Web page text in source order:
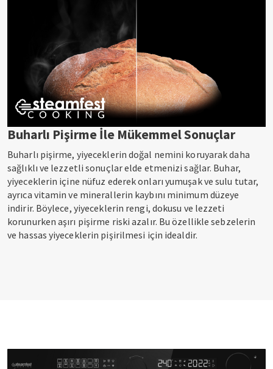
Buharlı Pişirme İle Mükemmel Sonuçlar
Buharlı pişirme, yiyeceklerin doğal nemini koruyarak daha
sağlıklı ve lezzetli sonuçlar elde etmenizi sağlar. Buhar,
yiyeceklerin içine nüfuz ederek onları yumuşak ve sulu tutar,
ayrıca vitamin ve minerallerin kaybını minimum düzeye
indirir. Böylece, yiyeceklerin rengi, dokusu ve lezzeti
korunurken aşırı pişirme riski azalır. Bu özellikle sebzelerin
ve hassas yiyeceklerin pişirilmesi için idealdir.